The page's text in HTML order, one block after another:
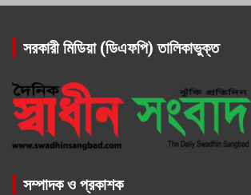
সরকারী মিডিয়া (ডিএফপি) তালিকাভুক্ত
সম্পাদক ও প্রকাশক